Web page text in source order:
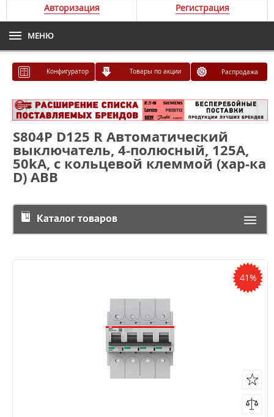
Авторизация Регистрация
МЕНЮ
Конфигуратор Товары по акции Распродажа
S804P D125 R Автоматический
выключатель, 4-полюсный, 125А,
50kA, с кольцевой клеммой (хар-ка
D) ABB
Каталог товаров
41%